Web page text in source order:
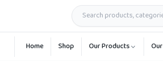
Home Shop Our Products